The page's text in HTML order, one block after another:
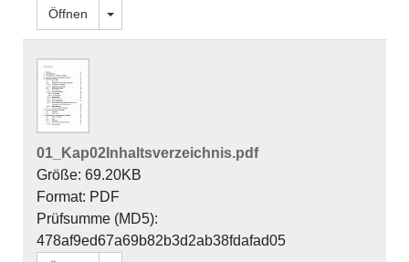
Öffnen Dropdown öffnen
01_Kap02Inhaltsverzeichnis.pdf
Größe: 69.20KB
Format: PDF
Prüfsumme (MD5):
478af9ed67a69b82b3d2ab38fdafad05